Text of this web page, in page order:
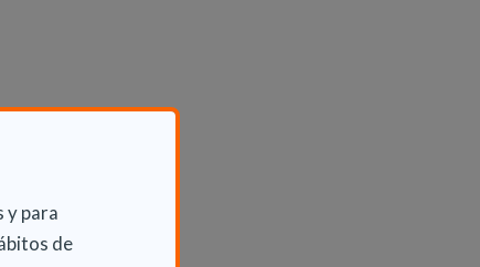
y para
de